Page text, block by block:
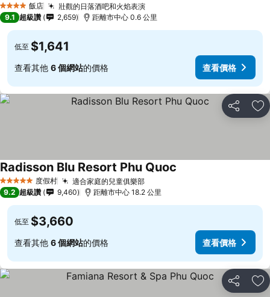
4 星級 飯店 壯觀的日落酒吧和火焰表演
9.1 超級讚 2,659 距離市中心 0.6 公里
低至 $1,641
查看其他 6 個網站的價格 查看價格
分享 加
5 星級 度假村 適合家庭的兒童俱樂部
Radisson Blu Resort Phu Quoc
9.2 超級讚 9,460 距離市中心 18.2 公里
低至 $3,660
查看其他 6 個網站的價格 查看價格
分享 加